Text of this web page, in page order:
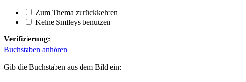
Zum Thema zurückkehren
Keine Smileys benutzen
Verifizierung:
Buchstaben anhören
Gib die Buchstaben aus dem Bild ein: